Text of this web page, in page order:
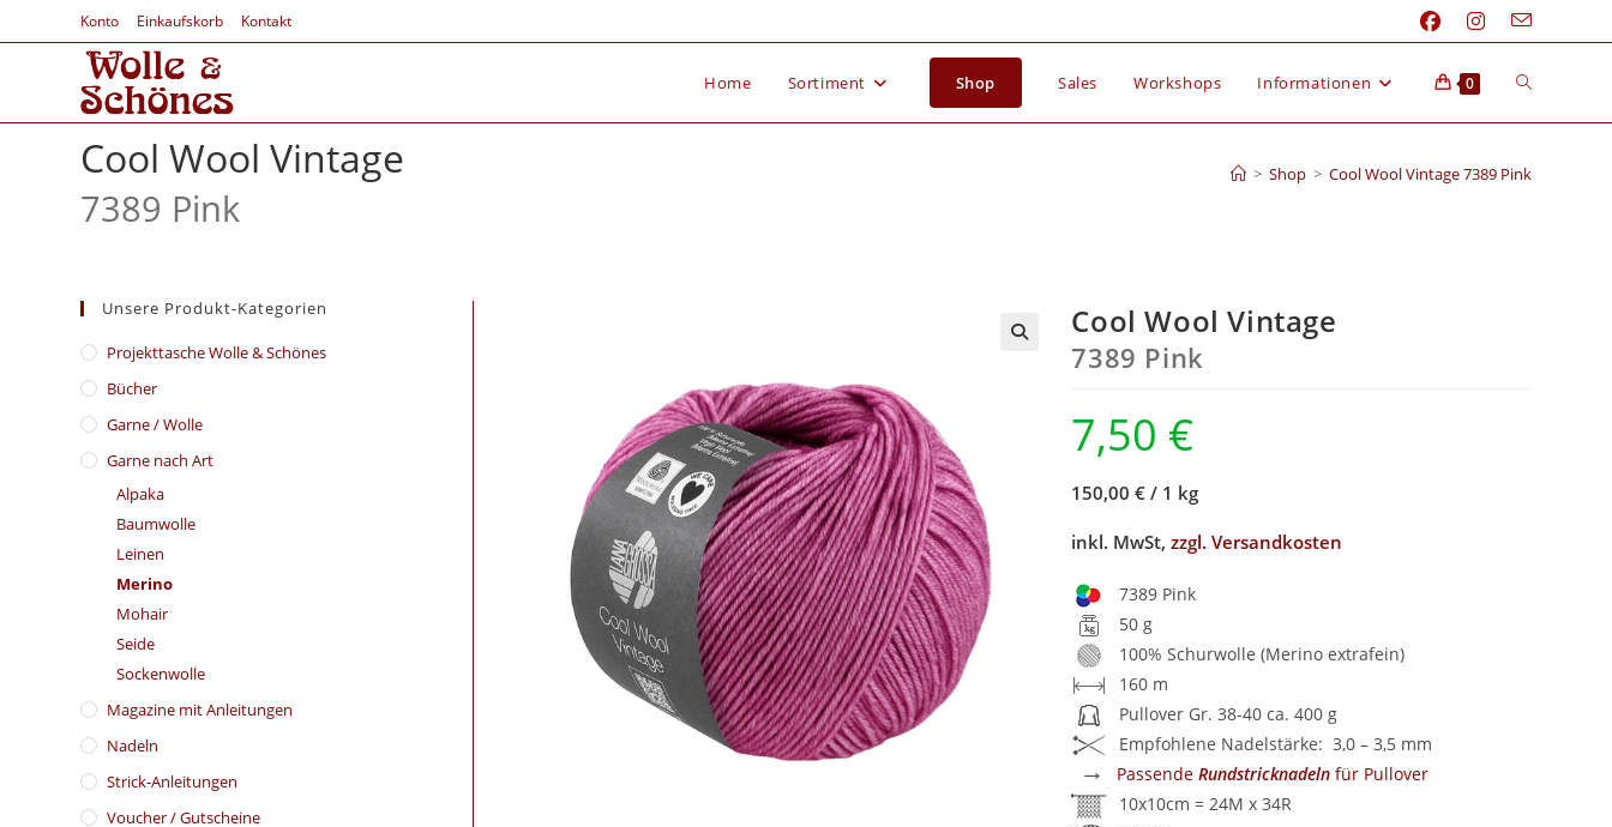
Konto Einkaufskorb Kontakt
Home Sortiment Shop Sales Workshops Informationen 0
Cool Wool Vintage
7389 Pink
> Shop > Cool Wool Vintage 7389 Pink
Cool Wool Vintage
7389 Pink
7,50 €
150,00 € / 1 kg
inkl. MwSt,zzgl. Versandkosten
7389 Pink
50 g
100% Schurwolle (Merino extrafein)
160 m
Pullover Gr. 38-40 ca. 400 g
Empfohlene Nadelstärke: 3,0 – 3,5 mm
→ PassendeRundstricknadeln für Pullover
10x10cm = 24M x 34R
Unsere Produkt-Kategorien
​Projekttasche Wolle & Schönes
Bücher
Garne / Wolle
Garne nach Art
Alpaka
Baumwolle
Leinen
Merino
Mohair
Seide
Sockenwolle
Magazine mit Anleitungen
Nadeln
Strick-Anleitungen
Voucher / Gutscheine